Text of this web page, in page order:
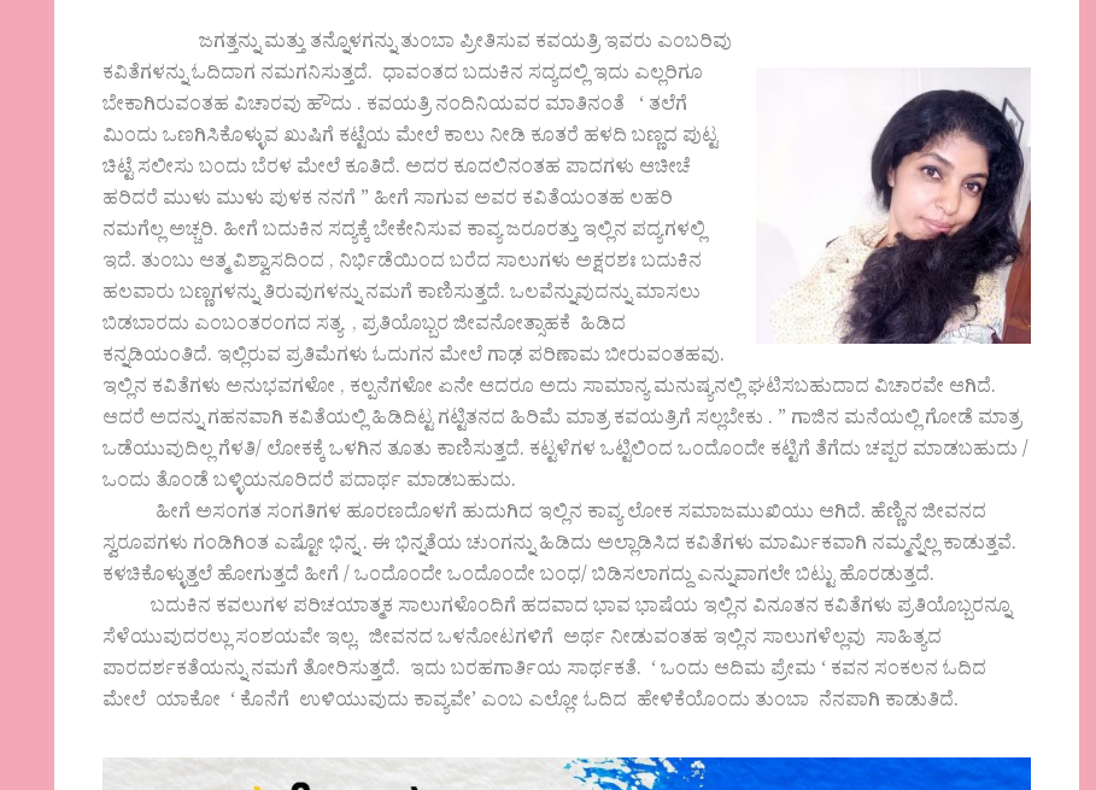
‌ ಜಗತ್ತನ್ನು ಮತ್ತು ತನ್ನೊಳಗನ್ನು ತುಂಬಾ ಪ್ರೀತಿಸುವ ಕವಯತ್ರಿ ಇವರು ಎಂಬರಿವು
ಕವಿತೆಗಳನ್ನು ಓದಿದಾಗ ನಮಗನಿಸುತ್ತದೆ. ಧಾವಂತದ ಬದುಕಿನ ಸದ್ಯದಲ್ಲಿ ಇದು ಎಲ್ಲರಿಗೂ
ಬೇಕಾಗಿರುವಂತಹ ವಿಚಾರವು ಹೌದು . ಕವಯತ್ರಿ ನಂದಿನಿಯವರ ಮಾತಿನಂತೆ ‘ ತಲೆಗೆ
ಮಿಂದು ಒಣಗಿಸಿಕೊಳ್ಳುವ ಖುಷಿಗೆ ಕಟ್ಟೆಯ ಮೇಲೆ ಕಾಲು ನೀಡಿ ಕೂತರೆ ಹಳದಿ ಬಣ್ಣದ ಪುಟ್ಟ
ಚಿಟ್ಟೆ ಸಲೀಸು ಬಂದು ಬೆರಳ ಮೇಲೆ ಕೂತಿದೆ. ಅದರ ಕೂದಲಿನಂತಹ ಪಾದಗಳು ಆಚೀಚೆ
ಹರಿದರೆ ಮುಳು ಮುಳು ಪುಳಕ ನನಗೆ ” ಹೀಗೆ ಸಾಗುವ ಅವರ ಕವಿತೆಯಂತಹ ಲಹರಿ
ನಮಗೆಲ್ಲ ಅಚ್ಚರಿ. ಹೀಗೆ ಬದುಕಿನ ಸದ್ಯಕ್ಕೆ ಬೇಕೇನಿಸುವ ಕಾವ್ಯ ಜರೂರತ್ತು ಇಲ್ಲಿನ ಪದ್ಯಗಳಲ್ಲಿ
ಇದೆ. ತುಂಬು ಆತ್ಮ ವಿಶ್ವಾಸದಿಂದ , ನಿರ್ಭಿಡೆಯಿಂದ ಬರೆದ ಸಾಲುಗಳು ಅಕ್ಷರಶಃ ಬದುಕಿನ
ಹಲವಾರು ಬಣ್ಣಗಳನ್ನು ತಿರುವುಗಳನ್ನು ನಮಗೆ ಕಾಣಿಸುತ್ತದೆ. ಒಲವೆನ್ನುವುದನ್ನು ಮಾಸಲು
ಬಿಡಬಾರದು ಎಂಬಂತರಂಗದ ಸತ್ಯ , ಪ್ರತಿಯೊಬ್ಬರ ಜೀವನೋತ್ಸಾಹಕೆ ಹಿಡಿದ
ಕನ್ನಡಿಯಂತಿದೆ. ಇಲ್ಲಿರುವ ಪ್ರತಿಮೆಗಳು ಓದುಗನ ಮೇಲೆ ಗಾಢ ಪರಿಣಾಮ ಬೀರುವಂತಹವು.
ಇಲ್ಲಿನ ಕವಿತೆಗಳು ಅನುಭವಗಳೋ , ಕಲ್ಪನೆಗಳೋ ಏನೇ ಆದರೂ ಅದು ಸಾಮಾನ್ಯ ಮನುಷ್ಯನಲ್ಲಿ ಘಟಿಸಬಹುದಾದ ವಿಚಾರವೇ ಆಗಿದೆ.
ಆದರೆ ಅದನ್ನು ಗಹನವಾಗಿ ಕವಿತೆಯಲ್ಲಿ ಹಿಡಿದಿಟ್ಟ ಗಟ್ಟಿತನದ ಹಿರಿಮೆ ಮಾತ್ರ ಕವಯತ್ರಿಗೆ ಸಲ್ಲಬೇಕು . ” ಗಾಜಿನ ಮನೆಯಲ್ಲಿ ಗೋಡೆ ಮಾತ್ರ
ಒಡೆಯುವುದಿಲ್ಲ ಗೆಳತಿ/ ಲೋಕಕ್ಕೆ ಒಳಗಿನ ತೂತು ಕಾಣಿಸುತ್ತದೆ. ಕಟ್ಟಳೆಗಳ ಒಟ್ಟಿಲಿಂದ ಒಂದೊಂದೇ ಕಟ್ಟಿಗೆ ತೆಗೆದು ಚಪ್ಪರ ಮಾಡಬಹುದು /
ಒಂದು ತೊಂಡೆ ಬಳ್ಳಿಯನೂರಿದರೆ ಪದಾರ್ಥ ಮಾಡಬಹುದು.
ಹೀಗೆ ಅಸಂಗತ ಸಂಗತಿಗಳ ಹೂರಣದೊಳಗೆ ಹುದುಗಿದ ಇಲ್ಲಿನ ಕಾವ್ಯ ಲೋಕ ಸಮಾಜಮುಖಿಯು ಆಗಿದೆ. ಹೆಣ್ಣಿನ ಜೀವನದ
ಸ್ವರೂಪಗಳು ಗಂಡಿಗಿಂತ ಎಷ್ಟೋ ಭಿನ್ನ . ಈ ಭಿನ್ನತೆಯ ಚುಂಗನ್ನು ಹಿಡಿದು ಅಲ್ಲಾಡಿಸಿದ ಕವಿತೆಗಳು ಮಾರ್ಮಿಕವಾಗಿ ನಮ್ಮನ್ನೆಲ್ಲ ಕಾಡುತ್ತವೆ.
ಕಳಚಿಕೊಳ್ಳುತ್ತಲೆ ಹೋಗುತ್ತದೆ ಹೀಗೆ / ಒಂದೊಂದೇ ಒಂದೊಂದೇ ಬಂಧ/ ಬಿಡಿಸಲಾಗದ್ದು ಎನ್ನುವಾಗಲೇ ಬಿಟ್ಟು ಹೊರಡುತ್ತದೆ.
ಬದುಕಿನ ಕವಲುಗಳ ಪರಿಚಯಾತ್ಮಕ ಸಾಲುಗಳೊಂದಿಗೆ ಹದವಾದ ಭಾವ ಭಾಷೆಯ ಇಲ್ಲಿನ ವಿನೂತನ ಕವಿತೆಗಳು ಪ್ರತಿಯೊಬ್ಬರನ್ನೂ
ಸೆಳೆಯುವುದರಲ್ಲು ಸಂಶಯವೇ ಇಲ್ಲ. ಜೀವನದ ಒಳನೋಟಗಳಿಗೆ ಅರ್ಥ ನೀಡುವಂತಹ ಇಲ್ಲಿನ ಸಾಲುಗಳೆಲ್ಲವು ಸಾಹಿತ್ಯದ
ಪಾರದರ್ಶಕತೆಯನ್ನು ನಮಗೆ ತೋರಿಸುತ್ತದೆ. ಇದು ಬರಹಗಾರ್ತಿಯ ಸಾರ್ಥಕತೆ. ‘ ಒಂದು ಆದಿಮ ಪ್ರೇಮ ‘ ಕವನ ಸಂಕಲನ ಓದಿದ
ಮೇಲೆ ಯಾಕೋ ‘ ಕೊನೆಗೆ ಉಳಿಯುವುದು ಕಾವ್ಯವೇ’ ಎಂಬ ಎಲ್ಲೋ ಓದಿದ ಹೇಳಿಕೆಯೊಂದು ತುಂಬಾ ನೆನಪಾಗಿ ಕಾಡುತಿದೆ.